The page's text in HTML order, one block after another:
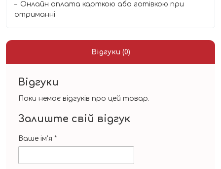
Онлайн оплата карткою або готівкою при
отриманні
Відгуки (0)
Відгуки
Поки немає відгуків про цей товар.
Залиште свій відгук
Ваше ім'я *